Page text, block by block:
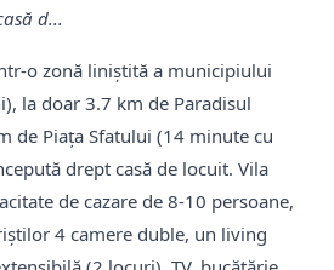
d...
o zonă liniștită a municipiului
la doar 3.7 km de Paradisul
de Piața Sfatului (14 minute cu
drept casă de locuit. Vila
de cazare de 8-10 persoane,
4 camere duble, un living